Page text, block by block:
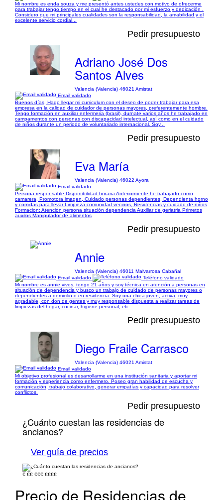
Mi nombre es enda souza y me presentó antes ustedes con motivo de ofrecerme
para trabajar tengo tiempo en el cual he destacado por mi esfuerzo y dedicación .
Considero que mi principales cualidades son la responsabilidad, la amabilidad y el
excelente servicio cordial...
Pedir presupuesto
Adriano José Dos
Santos Alves
Valencia (Valencia) 46021 Amistat
Email validado
Buenos días, Hago llegar mi curriculum con el deseo de poder trabajar para esa
empresa en la calidad de cuidador de personas mayores, preferentemente hombre.
Tengo formación en auxiliar enfermeria (brasil), durnate varios años he trabajado en
campamentos con personas con discapacidad intelectual, así como en el cuidado
de niños durante un periodo de voluntariado internacional. Soy...
Pedir presupuesto
Eva María
Valencia (Valencia) 46022 Ayora
Email validado
Persona responsable Disponibilidad horaria Anteriormente he trabajado como
camarera, Promotora imagen, Cuidado personas dependientes, Dependienta horno
y comidas para llevar Limpieza comunidad vecinos, Residencias y cuidado de niños
Formacion: Atención persona situación dependencia Auxiliar de geriatria Primetos
auxilos Manipulador de alimentos
Pedir presupuesto
Annie
Valencia (Valencia) 46011 Malvarrosa Cabañal
Email validado
Teléfono validado
Mi nombre es annie vives, tengo 21 años y soy técnica en atención a personas en
situación de dependencia y busco un trabajo de cuidado de personas mayores o
dependientes a domicilio o en residencia. Soy una chica joven, activa, muy
agradable, con don de gentes y muy responsable dispuesta a realizar tareas de
limpiezas del hogar, cocinar, higiene personal, etc.
Pedir presupuesto
Diego Fraile Carrasco
Valencia (Valencia) 46021 Amistat
Email validado
Mi objetivo profesional es desarrollarme en una institución sanitaria y aportar mi
formación y experiencia como enfermero. Poseo gran habilidad de escucha y
comunicación, trabajo colaborativo, generar empatías y capacidad para resolver
conflictos.
Pedir presupuesto
¿Cuánto cuestan las residencias de
ancianos?
Ver guía de precios
€ €€ €€€ €€€€
Precio de Residencias de